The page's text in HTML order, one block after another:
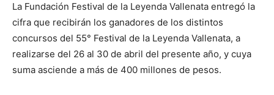
La Fundación Festival de la Leyenda Vallenata entregó la
cifra que recibirán los ganadores de los distintos
concursos del 55° Festival de la Leyenda Vallenata, a
realizarse del 26 al 30 de abril del presente año, y cuya
suma asciende a más de 400 millones de pesos.